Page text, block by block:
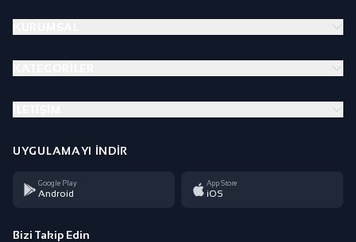
UYGULAMAYI İNDIR
Google Play
Android
App Store
iOS
Bizi Takip Edin